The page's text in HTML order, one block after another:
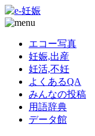
エコー写真
妊娠,出産
妊活,不妊
よくあるQA
みんなの投稿
用語辞典
データ館